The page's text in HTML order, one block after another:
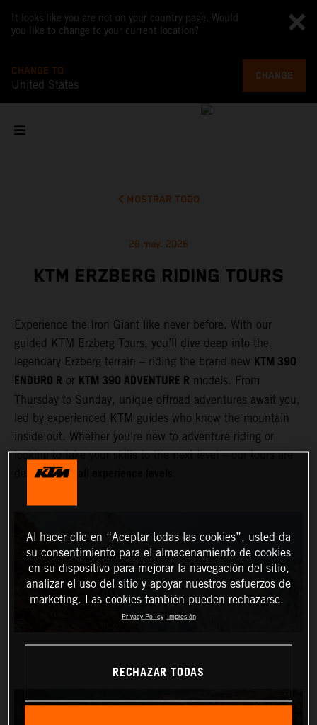
It looks like you are not on your country page. Would
you like to change to your current location?
CHANGE TO
United States
CHANGE
MOSTRAR TODO
28 may. 2026
KTM ERZBERG RIDING TOURS
Experience the Iron Giant like never before. With our
guided KTM Erzberg Tours, you’ll dive deep into the
legendary Erzberg terrain – riding the brand‑new KTM 390
ENDURO R or KTM 390 ADVENTURE R models. From
Thursday to Sunday, unique offroad adventures await you,
led by experienced KTM guides who know the mountain
inside out. Whether you're new to adventure riding or
looking to take your skills to the next level – our tours are
designed for
Al hacer clic en “Aceptar todas las cookies”, usted da
su consentimiento para el almacenamiento de cookies
en su dispositivo para mejorar la navegación del sitio,
analizar el uso del sitio y apoyar nuestros esfuerzos de
marketing. Las cookies también pueden rechazarse.
Privacy Policy Impresión
RECHAZAR TODAS